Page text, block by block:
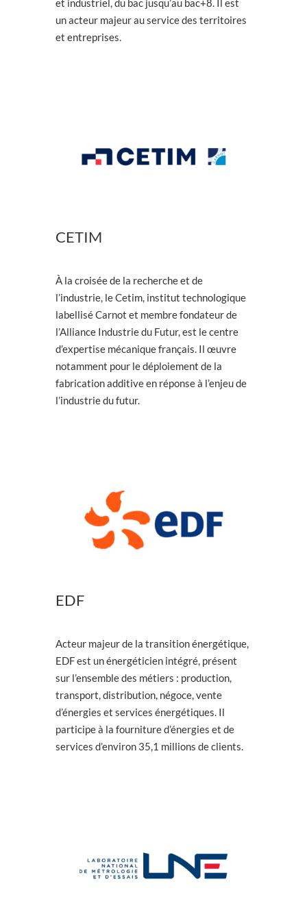
et industriel, du bac jusqu’au bac+8. Il est
un acteur majeur au service des territoires
et entreprises.
CETIM
À la croisée de la recherche et de
l’industrie, le Cetim, institut technologique
labellisé Carnot et membre fondateur de
l’Alliance Industrie du Futur, est le centre
d’expertise mécanique français. Il œuvre
notamment pour le déploiement de la
fabrication additive en réponse à l’enjeu de
l’industrie du futur.
EDF
Acteur majeur de la transition énergétique,
EDF est un énergéticien intégré, présent
sur l’ensemble des métiers : production,
transport, distribution, négoce, vente
d’énergies et services énergétiques. Il
participe à la fourniture d’énergies et de
services d’environ 35,1 millions de clients.